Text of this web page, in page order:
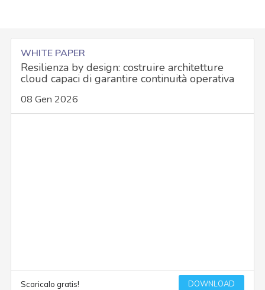
WHITE PAPER
Resilienza by design: costruire architetture
cloud capaci di garantire continuità operativa
08 Gen 2026
Scaricalo gratis! DOWNLOAD